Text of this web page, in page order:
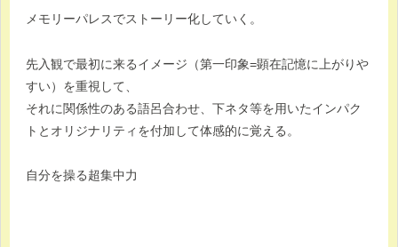
メモリーパレスでストーリー化していく。
先入観で最初に来るイメージ（第一印象=顕在記憶に上がりや
すい）を重視して、
それに関係性のある語呂合わせ、下ネタ等を用いたインパク
トとオリジナリティを付加して体感的に覚える。
自分を操る超集中力